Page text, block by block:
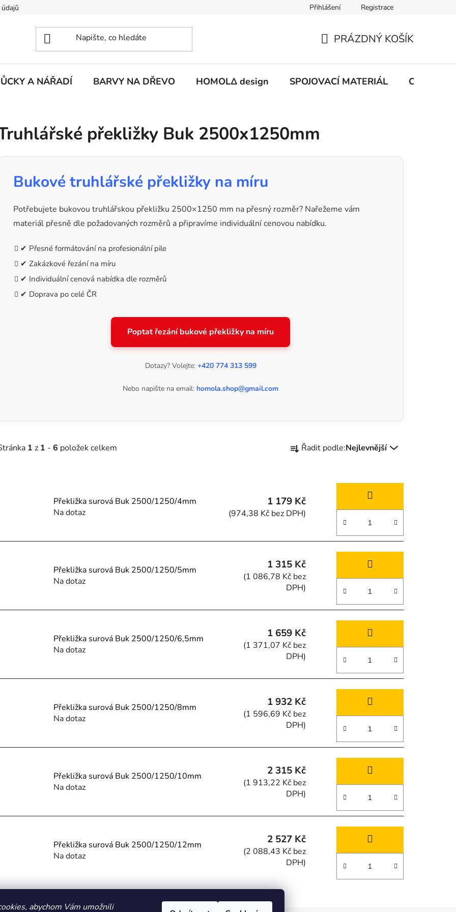
abychom Vám umožnili
Přihlášení Registrace
KOŠÍK
PRÁZDNÝ KOŠÍK
A NÁŘADÍ BARVY NA DŘEVO HOMOLΔ design SPOJOVACÍ MATERIÁL CHEMIE
překližky Buk 2500x1250mm
Bukové truhlářské překližky na míru
Potřebujete bukovou truhlářskou překližku 2500×1250 mm na přesný rozměr? Nařežeme vám
materiál přesně dle požadovaných rozměrů a připravíme individuální cenovou nabídku.
✔ Přesné formátování na profesionální pile
✔ Zakázkové řezání na míru
✔ Individuální cenová nabídka dle rozměrů
✔ Doprava po celé ČR
Poptat řezání bukové překližky na míru
Dotazy? Volejte: +420 774 313 599
Nebo napište na email: homola.shop@gmail.com
1 z 1 - 6 položek celkem
a
n
í
p
o
d
u
k
ů
Řadit podle:Nejlevnější
Překližka surová Buk 2500/1250/4mm
Na dotaz
1 179 Kč
(974,38 Kč bez DPH)
Překližka surová Buk 2500/1250/5mm
Na dotaz
1 315 Kč
(1 086,78 Kč bez
DPH)
Překližka surová Buk 2500/1250/6,5mm
Na dotaz
1 659 Kč
(1 371,07 Kč bez
DPH)
Překližka surová Buk 2500/1250/8mm
Na dotaz
1 932 Kč
(1 596,69 Kč bez
DPH)
Překližka surová Buk 2500/1250/10mm
Na dotaz
2 315 Kč
(1 913,22 Kč bez
DPH)
Překližka surová Buk 2500/1250/12mm
Na dotaz
2 527 Kč
(2 088,43 Kč bez
DPH)